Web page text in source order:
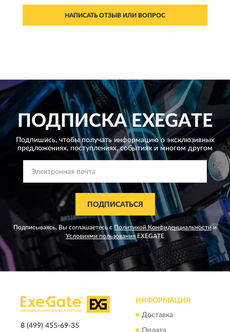
НАПИСАТЬ ОТЗЫВ ИЛИ ВОПРОС
ПОДПИСКАEXEGATE
Подпишись, чтобы получать информацию о эксклюзивных
предложениях, поступлениях, событиях и многом другом
ПОДПИСАТЬСЯ
Подписываясь, Вы соглашаетесь сПолитикой Конфиденциальности и
Условиями пользованияEXEGATE
8 (499) 455-69-35
ИНФОРМАЦИЯ
Доставка
Оплата